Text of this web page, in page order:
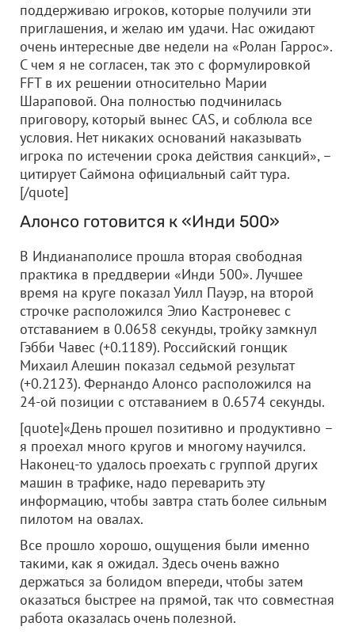
поддерживаю игроков, которые получили эти
приглашения, и желаю им удачи. Нас ожидают
очень интересные две недели на «Ролан Гаррос».
С чем я не согласен, так это с формулировкой
FFT в их решении относительно Марии
Шараповой. Она полностью подчинилась
приговору, который вынес CAS, и соблюла все
условия. Нет никаких оснований наказывать
игрока по истечении срока действия санкций», –
цитирует Саймона официальный сайт тура.
[/quote]
Алонсо готовится к «Инди 500»
В Индианаполисе прошла вторая свободная
практика в преддверии «Инди 500». Лучшее
время на круге показал Уилл Пауэр, на второй
строчке расположился Элио Кастроневес с
отставанием в 0.0658 секунды, тройку замкнул
Гэбби Чавес (+0.1189). Российский гонщик
Михаил Алешин показал седьмой результат
(+0.2123). Фернандо Алонсо расположился на
24-ой позиции с отставанием в 0.6574 секунды.
[quote]«День прошел позитивно и продуктивно –
я проехал много кругов и многому научился.
Наконец-то удалось проехать с группой других
машин в трафике, надо переварить эту
информацию, чтобы завтра стать более сильным
пилотом на овалах.
Все прошло хорошо, ощущения были именно
такими, как я ожидал. Здесь очень важно
держаться за болидом впереди, чтобы затем
оказаться быстрее на прямой, так что совместная
работа оказалась очень полезной.